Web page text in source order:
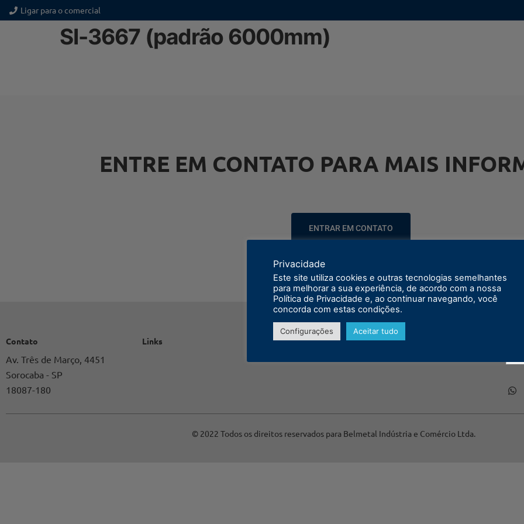
Ligar para o comercial
SI-3667 (padrão 6000mm)
ENTRE EM CONTATO PARA MAIS
ENTRAR EM CONTATO
Contato
Av. Três de Março, 4451
Sorocaba - SP
18087-180
Links
© 2022 Todos os direitos reservados para Belmetal Indústria e Comércio Ltda.
Privacidade
Este site utiliza cookies e outras tecnologias semelhantes
para melhorar a sua experiência, de acordo com a nossa
Política de Privacidade e, ao continuar navegando, você
concorda com estas condições.
Configurações Aceitar tudo